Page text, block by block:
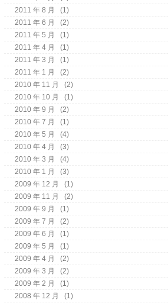
2011 年 8 月
(1)
2011 年 6 月
(2)
2011 年 5 月
(1)
2011 年 4 月
(1)
2011 年 3 月
(1)
2011 年 1 月
(2)
2010 年 11 月
(2)
2010 年 10 月
(1)
2010 年 9 月
(2)
2010 年 7 月
(1)
2010 年 5 月
(4)
2010 年 4 月
(3)
2010 年 3 月
(4)
2010 年 1 月
(3)
2009 年 12 月
(1)
2009 年 11 月
(2)
2009 年 9 月
(1)
2009 年 7 月
(2)
2009 年 6 月
(1)
2009 年 5 月
(1)
2009 年 4 月
(2)
2009 年 3 月
(2)
2009 年 2 月
(1)
2008 年 12 月
(1)